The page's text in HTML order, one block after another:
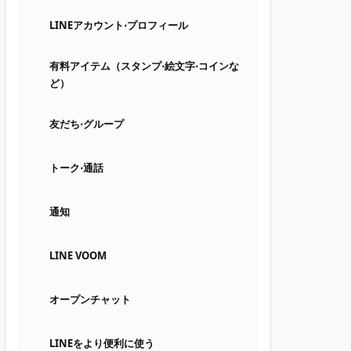
LINEアカウント⋅プロフィール
有料アイテム（スタンプ⋅絵文字⋅コインな
ど）
友だち⋅グループ
トーク⋅通話
通知
LINE VOOM
オープンチャット
LINEをより便利に使う